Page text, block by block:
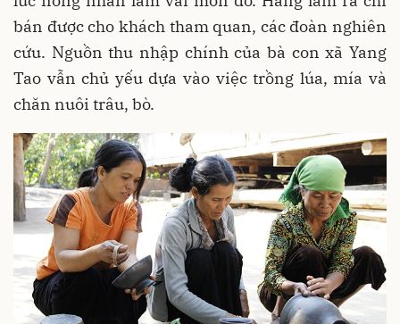
bán được cho khách tham quan, các đoàn nghiên
cứu. Nguồn thu nhập chính của bà con xã Yang
Tao vẫn chủ yếu dựa vào việc trồng lúa, mía và
chăn nuôi trâu, bò.